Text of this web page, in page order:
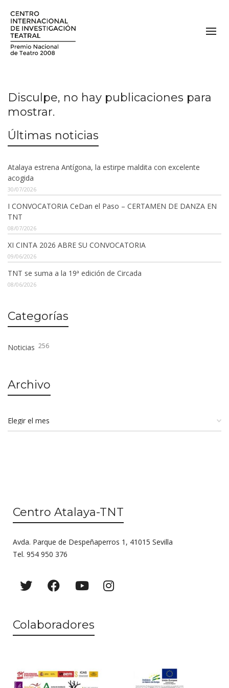
Disculpe, no hay publicaciones para
mostrar.
Últimas noticias
Atalaya estrena Antígona, la estirpe maldita con excelente
acogida
30/07/2026
I CONVOCATORIA CeDan el Paso – CERTAMEN DE DANZA EN
TNT
08/07/2026
XI CINTA 2026 ABRE SU CONVOCATORIA
09/06/2026
TNT se suma a la 19ª edición de Circada
08/06/2026
Categorías
Noticias 256
Archivo
Centro Atalaya-TNT
Avda. Parque de Despeñaperros 1, 41015 Sevilla
Tel. 954 950 376
Colaboradores